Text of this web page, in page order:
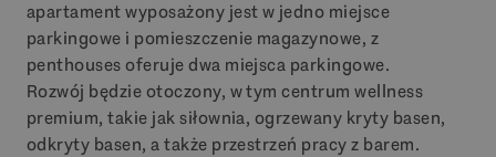
apartament wyposażony jest w jedno miejsce
parkingowe i pomieszczenie magazynowe, z
penthouses oferuje dwa miejsca parkingowe.
Rozwój będzie otoczony, w tym centrum wellness
premium, takie jak siłownia, ogrzewany kryty basen,
odkryty basen, a także przestrzeń pracy z barem.